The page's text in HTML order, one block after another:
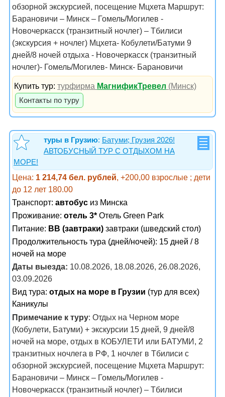
обзорной экскурсией, посещение Мцхета Маршрут:
Барановичи – Минск – Гомель/Могилев -
Новочеркасск (транзитный ночлег) – Тбилиси
(экскурсия + ночлег) Мцхета- Кобулети/Батуми 9
дней/8 ночей отдыха - Новочеркасск (транзитный
ночлег)- Гомель/Могилев- Минск- Барановичи
Купить тур:турфирма МагнификТревел (Минск)
Контакты по туру
туры в Грузию: Батуми; Грузия 2026!
АВТОБУСНЫЙ ТУР С ОТДЫХОМ НА
МОРЕ!
Цена: 1 214,74 бел. рублей, +200,00 взрослые ; дети
до 12 лет 180.00
Транспорт: автобус из Минска
Проживание: отель 3* Отель Green Park
Питание: BB (завтраки) завтраки (шведский стол)
Продолжительность тура (дней/ночей): 15 дней / 8
ночей на море
Даты выезда: 10.08.2026, 18.08.2026, 26.08.2026,
03.09.2026
Вид тура: отдых на море в Грузии (тур для всех)
Каникулы
Примечание к туру: Отдых на Черном море
(Кобулети, Батуми) + экскурсии 15 дней, 9 дней/8
ночей на море, отдых в КОБУЛЕТИ или БАТУМИ, 2
транзитных ночлега в РФ, 1 ночлег в Тбилиси с
обзорной экскурсией, посещение Мцхета Маршрут:
Барановичи – Минск – Гомель/Могилев -
Новочеркасск (транзитный ночлег) – Тбилиси